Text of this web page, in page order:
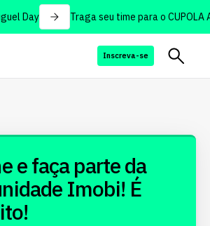
Day Traga seu time para o CUPOLA
Inscreva-se
e faça parte da
Imobi! É